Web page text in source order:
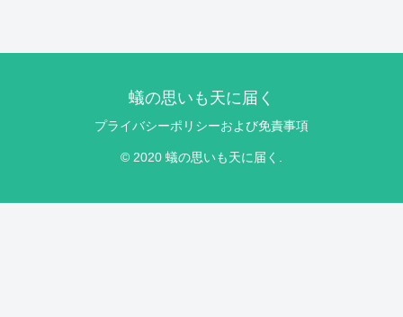
蟻の思いも天に届く
プライバシーポリシーおよび免責事項
© 2020 蟻の思いも天に届く.